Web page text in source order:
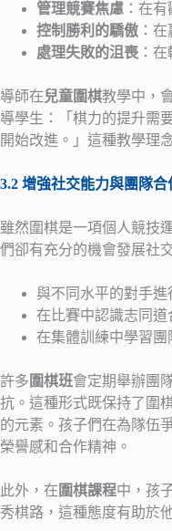
管理競賽焦慮 ：在
控制勝利的驕傲 ：
處理失敗的沮喪 ：
導師在兒童圍棋教學中，
導學生：「棋力的提升需
開始改進。」這種教學理
3.2 增強社交能力與團隊合
雖然圍棋是一項個人競技
們卻有充分的機會發展社
與不同水平的對手進
在比賽中認識志同道
在集體訓練中學習團
許多 圍棋班會定期舉辦團
抗。這種形式既保持了圍
的元素。孩子們在為隊伍
榮譽感和合作精神。
此外，在 圍棋課程中，孩
秀棋路，這種態度有助於